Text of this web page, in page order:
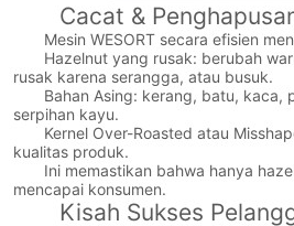
Cacat &
Mesin WESORT secara efisien
Hazelnut yang rusak: berubah
rusak karena serangga, atau busuk.
Bahan Asing: kerang, batu, kaca,
serpihan kayu.
Kernel Over-Roasted atau
kualitas produk.
Ini memastikan bahwa hanya
mencapai konsumen.
Kisah Sukses